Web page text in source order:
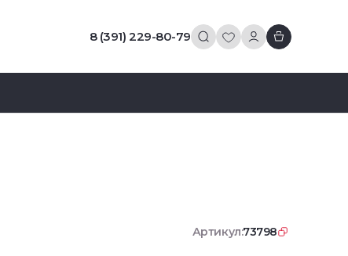
8 (391) 229-80-79
Артикул:73798